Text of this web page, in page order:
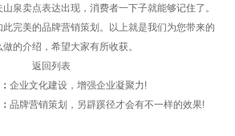
泉卖点表达出现，消费者一下子就能够记住了。
完美的品牌营销策划。以上就是我们为您带来的
的介绍，希望大家有所收获。
返回列表
企业文化建设，增强企业凝聚力!
品牌营销策划，另辟蹊径才会有不一样的效果!